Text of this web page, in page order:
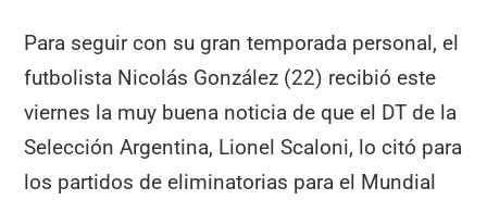
Para seguir con su gran temporada personal, el
futbolista Nicolás González (22) recibió este
viernes la muy buena noticia de que el DT de la
Selección Argentina, Lionel Scaloni, lo citó para
los partidos de eliminatorias para el Mundial